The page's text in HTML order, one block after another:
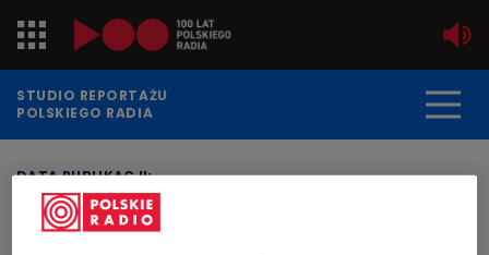
Jedynka
Dwójka
Trójka
STUDIO REPORTAŻU
POLSKIEGO RADIA
DATA PUBLIKACJI:
2012-12-03
STRONA GŁÓWNA >ARTYKUŁ